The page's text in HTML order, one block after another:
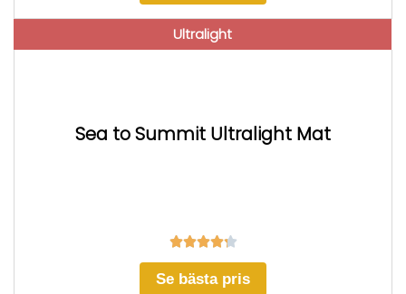
Ultralight
Sea to Summit Ultralight Mat

Se bästa pris